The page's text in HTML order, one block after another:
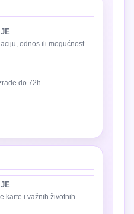
odnos ili mogućnost
do 72h.
karte i važnih životnih